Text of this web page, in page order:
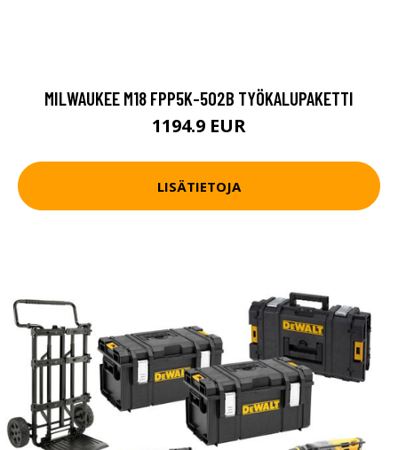
MILWAUKEE M18 FPP5K-502B TYÖKALUPAKETTI
1194.9 EUR
LISÄTIETOJA